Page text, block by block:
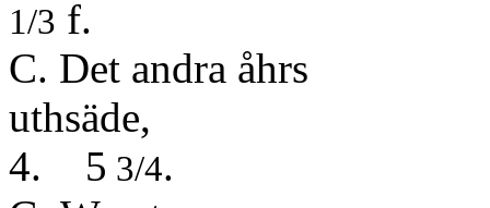
1/3 f.
C. Det andra åhrs
4. 5 3/4.